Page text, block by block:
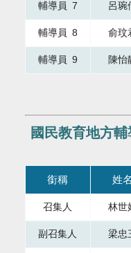
輔導員 7 呂琬
輔導員 8 俞玟
輔導員 9 陳怡
國民教育地方
本表格為組織成員，
銜稱 姓名
召集人 林世
副召集人 梁忠